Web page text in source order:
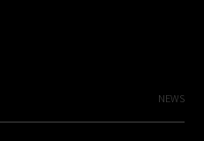
NEWS